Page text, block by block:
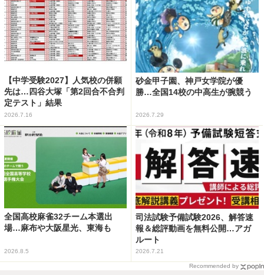
【中学受験2027】人気校の併願
先は…四谷大塚「第2回合不合判
定テスト」結果
2026.7.16
砂金甲子園、神戸女学院が優
勝…全国14校の中高生が腕競う
2026.7.29
全国高校麻雀32チーム本選出
場…麻布や大阪星光、東海も
2026.8.5
司法試験予備試験2026、解答速
報＆総評動画を無料公開…アガ
ルート
2026.7.21
Recommended by